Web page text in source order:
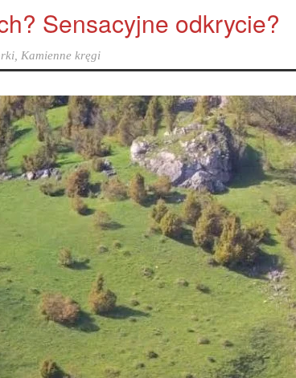
Sensacyjne odkrycie?
Kamienne kręgi